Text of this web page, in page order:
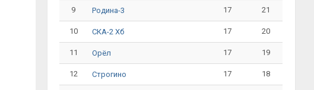
9 Родина-3 17 21
10 СКА-2 Хб 17 20
11 Орёл 17 19
12 Строгино 17 18